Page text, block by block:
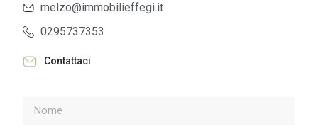
melzo@immobilieffegi.it
0295737353
Contattaci